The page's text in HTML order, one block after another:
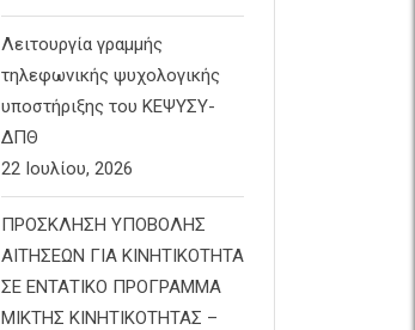
Λειτουργία γραμμής
τηλεφωνικής ψυχολογικής
υποστήριξης του ΚΕΨΥΣΥ-
ΔΠΘ
22 Ιουλίου, 2026
ΠΡΟΣΚΛΗΣΗ ΥΠΟΒΟΛΗΣ
ΑΙΤΗΣΕΩΝ ΓΙΑ ΚΙΝΗΤΙΚΟΤΗΤΑ
ΣΕ ΕΝΤΑΤΙΚΟ ΠΡΟΓΡΑΜΜΑ
ΜΙΚΤΗΣ ΚΙΝΗΤΙΚΟΤΗΤΑΣ –